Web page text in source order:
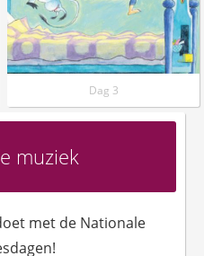
Dag 3
muziek
met de Nationale